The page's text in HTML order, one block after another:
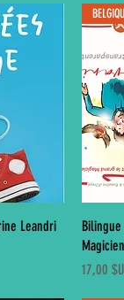
Leandri
Prix
17,00